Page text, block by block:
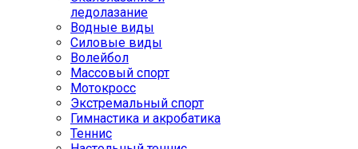
ледолазание
Водные виды
Силовые виды
Волейбол
Массовый спорт
Мотокросс
Экстремальный спорт
Гимнастика и акробатика
Теннис